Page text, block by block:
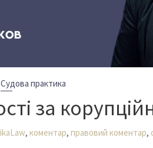
Судова практика
за
, коментар, правовий коментар,